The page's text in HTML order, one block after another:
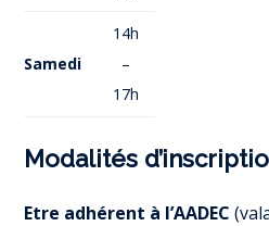
Samedi
14h
–
17h
Modalités
Etre adhérent à l’AADEC